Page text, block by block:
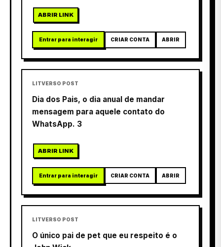
ABRIR LINK
Entrar para interagir CRIAR CONTA ABRIR
LITVERSO POST
Dia dos Pais, o dia anual de mandar
mensagem para aquele contato do
WhatsApp. 3
ABRIR LINK
Entrar para interagir CRIAR CONTA ABRIR
LITVERSO POST
O único pai de pet que eu respeito é o